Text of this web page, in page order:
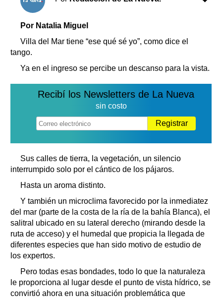
Por Natalia Miguel
Villa del Mar tiene “ese qué sé yo”, como dice el
tango.
Ya en el ingreso se percibe un descanso para la vista.
Recibí los Newsletters de La Nueva
sin costo
Registrar
Sus calles de tierra, la vegetación, un silencio
interrumpido solo por el cántico de los pájaros.
Hasta un aroma distinto.
Y también un microclima favorecido por la inmediatez
del mar (parte de la costa de la ría de la bahía Blanca), el
salitral ubicado en su lateral derecho (mirando desde la
ruta de acceso) y el humedal que propicia la llegada de
diferentes especies que han sido motivo de estudio de
los expertos.
Pero todas esas bondades, todo lo que la naturaleza
le proporciona al lugar desde el punto de vista hídrico, se
convirtió ahora en una situación problemática que